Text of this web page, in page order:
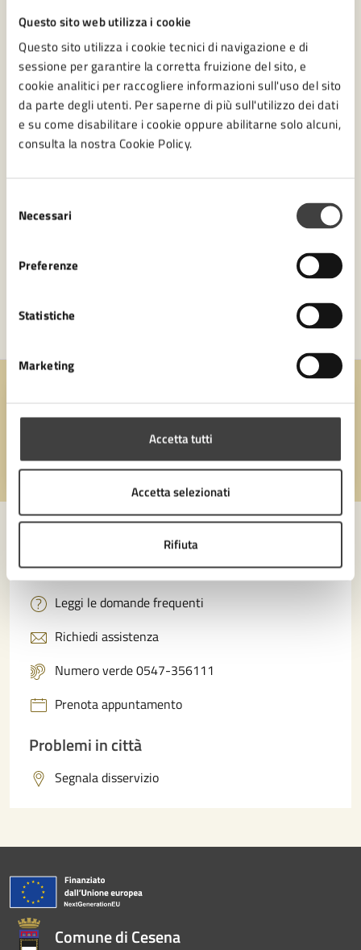
Questo sito web utilizza i cookie
Questo sito utilizza i cookie tecnici di navigazione e di
sessione per garantire la corretta fruizione del sito, e
cookie analitici per raccogliere informazioni sull'uso del sito
da parte degli utenti. Per saperne di più sull'utilizzo dei dati
e su come disabilitare i cookie oppure abilitarne solo alcuni,
consulta la nostra Cookie Policy.
delNecessari
Preferenze
Statistiche
Marketing
Accetta tutti
Accetta selezionati
Rifiuta
Amministrazione
Settore Sportello Unico Attività Produttive e
Turismo
I.C.A. spa
Sportello TARI e Recupero Evasione TARI
pagina?
Contatta il comune
Leggi le domande frequenti
Richiedi assistenza
Numero verde 0547-356111
Prenota appuntamento
Problemi in città
Segnala disservizio
Comune di Cesena